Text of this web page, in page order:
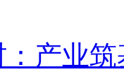
产业